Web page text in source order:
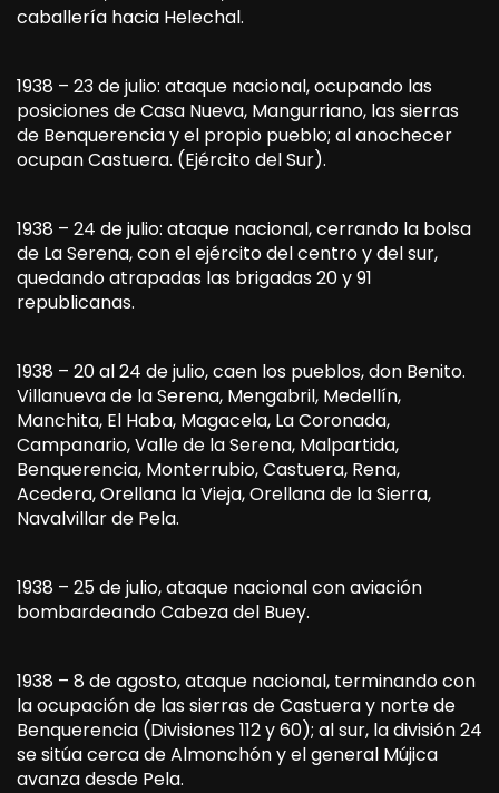
caballería hacia Helechal.
1938 – 23 de julio: ataque nacional, ocupando las
posiciones de Casa Nueva, Mangurriano, las sierras
de Benquerencia y el propio pueblo; al anochecer
ocupan Castuera. (Ejército del Sur).
1938 – 24 de julio: ataque nacional, cerrando la bolsa
de La Serena, con el ejército del centro y del sur,
quedando atrapadas las brigadas 20 y 91
republicanas.
1938 – 20 al 24 de julio, caen los pueblos, don Benito.
Villanueva de la Serena, Mengabril, Medellín,
Manchita, El Haba, Magacela, La Coronada,
Campanario, Valle de la Serena, Malpartida,
Benquerencia, Monterrubio, Castuera, Rena,
Acedera, Orellana la Vieja, Orellana de la Sierra,
Navalvillar de Pela.
1938 – 25 de julio, ataque nacional con aviación
bombardeando Cabeza del Buey.
1938 – 8 de agosto, ataque nacional, terminando con
la ocupación de las sierras de Castuera y norte de
Benquerencia (Divisiones 112 y 60); al sur, la división 24
se sitúa cerca de Almonchón y el general Mújica
avanza desde Pela.